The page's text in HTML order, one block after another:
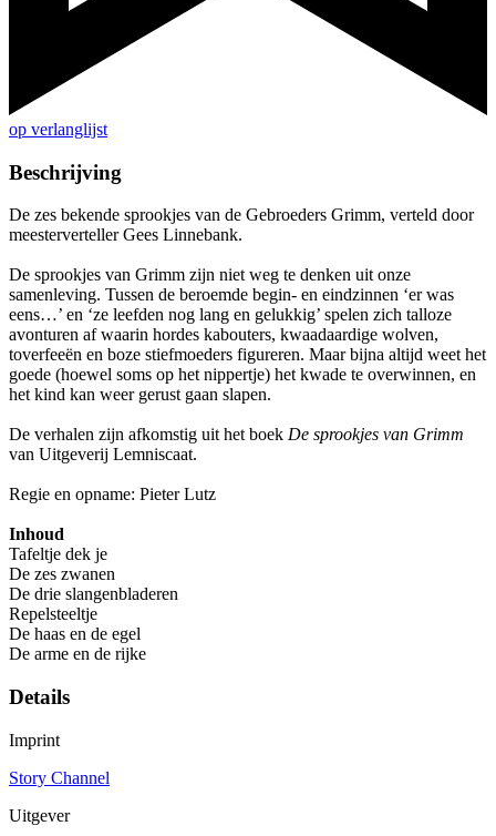
op verlanglijst
Beschrijving
De zes bekende sprookjes van de Gebroeders Grimm, verteld door
meesterverteller Gees Linnebank.
De sprookjes van Grimm zijn niet weg te denken uit onze
samenleving. Tussen de beroemde begin- en eindzinnen ‘er was
eens…’ en ‘ze leefden nog lang en gelukkig’ spelen zich talloze
avonturen af waarin hordes kabouters, kwaadaardige wolven,
toverfeeën en boze stiefmoeders figureren. Maar bijna altijd weet het
goede (hoewel soms op het nippertje) het kwade te overwinnen, en
het kind kan weer gerust gaan slapen.
De verhalen zijn afkomstig uit het boek De sprookjes van Grimm
van Uitgeverij Lemniscaat.
Regie en opname: Pieter Lutz
Inhoud
Tafeltje dek je
De zes zwanen
De drie slangenbladeren
Repelsteeltje
De haas en de egel
De arme en de rijke
Details
Imprint
Story Channel
Uitgever